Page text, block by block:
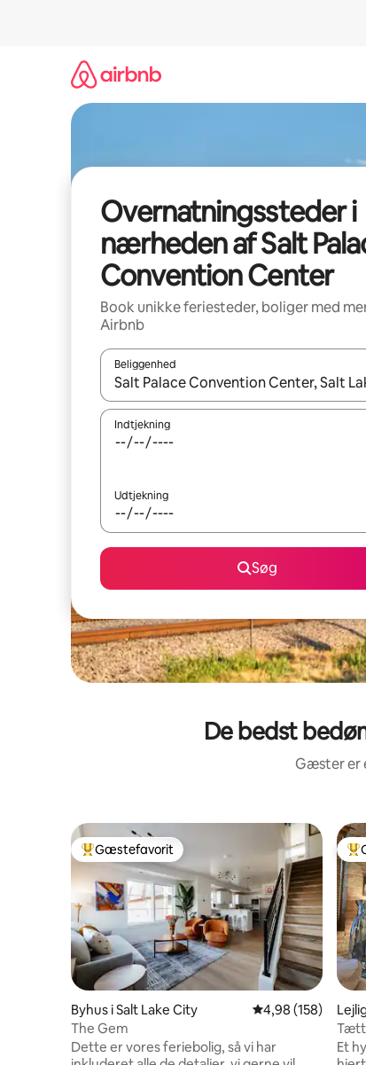
Overnatningssteder i
nærheden af Salt
Convention Center
Book unikke feriesteder, boliger med
Airbnb
Beliggenhed
Når resultaterne er tilgængelige, skal du
Indtjekning
Udtjekning
Søg
De bedst
Gæster er
Bedste gæstefavorit
Gæstefavorit
Byhus i Salt Lake City 4,98 ud af 5 i
4,98 (158)
The Gem
Dette er vores feriebolig, så vi har
Et